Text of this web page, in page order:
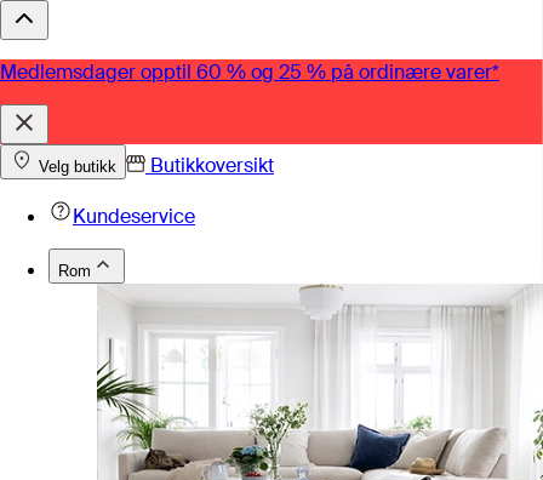
Medlemsdager opptil 60 % og 25 % på ordinære varer*
Velg butikk
Butikkoversikt
Kundeservice
Rom